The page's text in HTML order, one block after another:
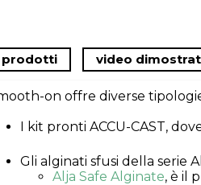
prodotti video
on offre diverse
I kit pronti ACCU-CAST,
Gli alginati sfusi della serie
Alja Safe Alginate, è il